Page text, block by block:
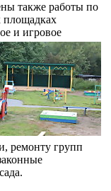
также работы по
площадках
и игровое
ремонту групп